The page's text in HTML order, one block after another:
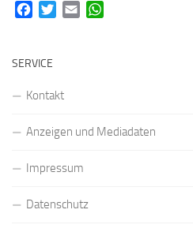
FacebookTwitterEmail
SERVICE
Kontakt
Anzeigen und Mediadaten
Impressum
Datenschutz